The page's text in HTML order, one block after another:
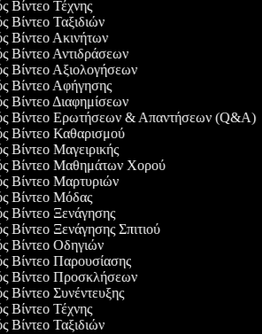
Βίντεο Τέχνης
Βίντεο Ταξιδιών
Βίντεο Ακινήτων
Βίντεο Αντιδράσεων
Βίντεο Αξιολογήσεων
Βίντεο Αφήγησης
Βίντεο Διαφημίσεων
Βίντεο Ερωτήσεων & Απαντήσεων (Q&A)
Βίντεο Καθαρισμού
Βίντεο Μαγειρικής
Βίντεο Μαθημάτων Χορού
Βίντεο Μαρτυριών
Βίντεο Μόδας
Βίντεο Ξενάγησης
Βίντεο Ξενάγησης Σπιτιού
Βίντεο Οδηγιών
Βίντεο Παρουσίασης
Βίντεο Προσκλήσεων
Βίντεο Συνέντευξης
Βίντεο Τέχνης
Βίντεο Ταξιδιών